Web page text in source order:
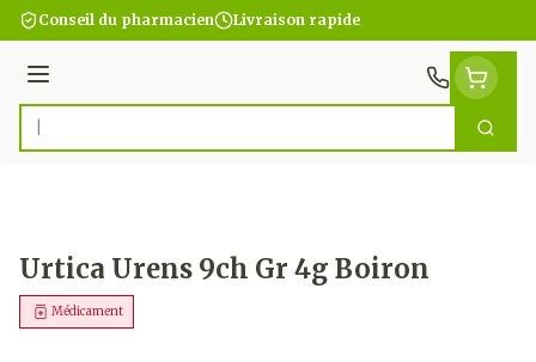
Aller au contenu
Conseil du pharmacien Livraison rapide
Menu
Rechercher
Urtica Urens 9ch Gr 4g Boiron
Médicament